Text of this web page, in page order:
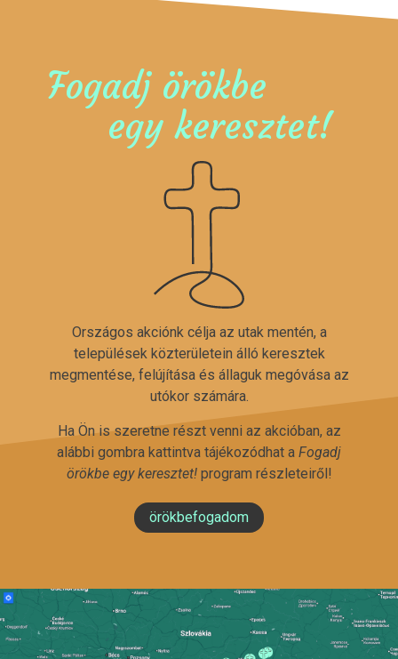
Fogadj örökbe
egy keresztet!
Országos akciónk célja az utak mentén, a
települések közterületein álló keresztek
megmentése, felújítása és állaguk megóvása az
utókor számára.
Ha Ön is szeretne részt venni az akcióban, az
alábbi gombra kattintva tájékozódhat a Fogadj
örökbe egy keresztet!program részleteiről!
örökbefogadom